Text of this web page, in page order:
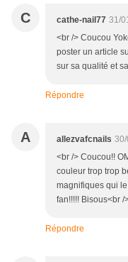
C cathe-nail77 31/
<br /> Coucou
poster un article
sur sa qualité et
Répondre
A allezvafcnails
<br /> Coucou!!
couleur trop trop
magnifiques qui
fan!!!!! Bisous<br /
Répondre